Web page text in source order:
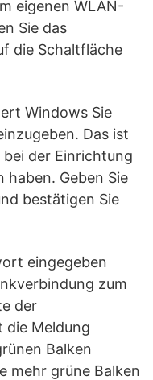
eigenen WLAN-
Sie das
die Schaltfläche
Windows Sie
Das ist
der Einrichtung
haben. Geben Sie
bestätigen Sie
eingegeben
zum
der
die Meldung
Balken
mehr grüne Balken